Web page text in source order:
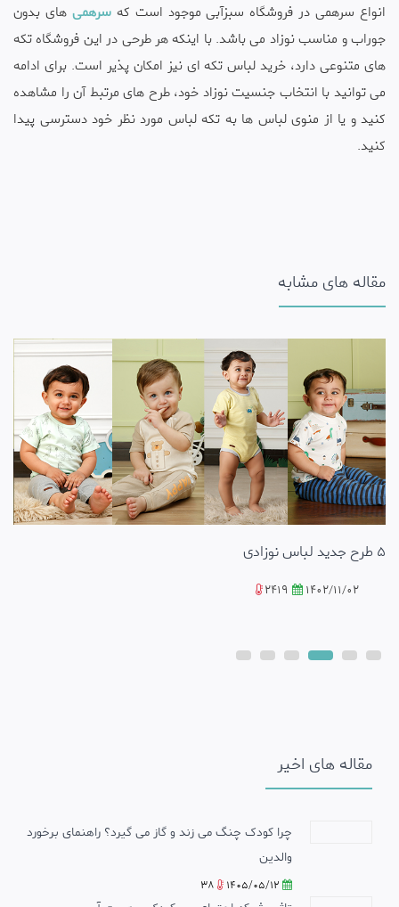
انواع سرهمی در فروشگاه سبزآبی موجود است کهسرهمی های بدون
جوراب و مناسب نوزاد می باشد. با اینکه هر طرحی در این فروشگاه تکه
های متنوعی دارد، خرید لباس تکه ای نیز امکان پذیر است. برای ادامه
می توانید با انتخاب جنسیت نوزاد خود، طرح های مرتبط آن را مشاهده
کنید و یا از منوی لباس ها به تکه لباس مورد نظر خود دسترسی پیدا
کنید.
مقاله های مشابه
5 طرح جدید لباس نوزادی
2419 1402/11/02
مقاله های اخیر
چرا کودک چنگ می زند و گاز می گیرد؟ راهنمای برخورد
والدین